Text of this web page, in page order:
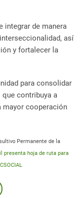
integrar de manera
así
y fortalecer la
para consolidar
que contribuya a
cooperación
Permanente de la
presenta hoja de ruta para